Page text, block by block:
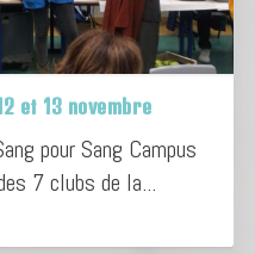
et 13 novembre
pour Sang Campus
7 clubs de la...